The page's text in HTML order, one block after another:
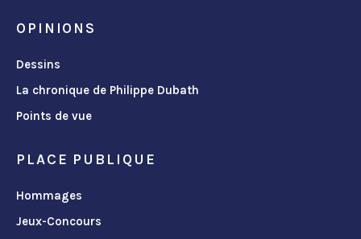
OPINIONS
Dessins
La chronique de Philippe Dubath
Points de vue
PLACE PUBLIQUE
Hommages
Jeux-Concours